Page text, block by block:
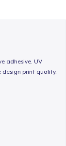
adhesive. UV
print quality.